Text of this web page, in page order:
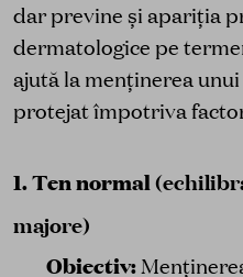
dar previne și apariția
dermatologice pe
ajută la menținerea
protejat împotriva
1. Ten normal
majore)
Obiectiv: